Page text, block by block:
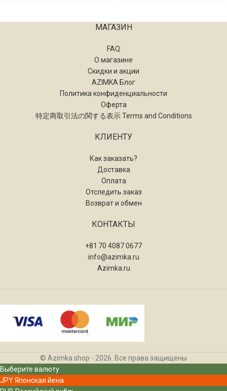
МАГАЗИН
FAQ
О магазине
Скидки и акции
AZIMKA Блог
Политика конфиденциальности
Оферта
特定商取引法の関する表示 Terms and Conditions
КЛИЕНТУ
Как заказать?
Доставка
Оплата
Отследить заказ
Возврат и обмен
КОНТАКТЫ
+81 70 4087 0677
info@azimka.ru
Azimka.ru
© Azimka.shop - 2026. Все права защищены
Выберите валюту
JPYЯпонская йена